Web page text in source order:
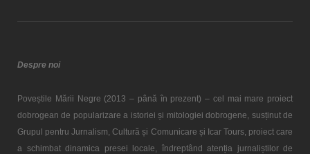
Despre noi
Poveștile Mării Negre (2013 – până în prezent) – cel mai mare proiect
dobrogean de popularizare a istoriei și mitologiei dobrogene, susținut de
Grupul pentru Jurnalism, Cultură și Comunicare și Icar Tours, proiect care
a schimbat dinamica presei locale, îndreptând atenția jurnaliștilor de